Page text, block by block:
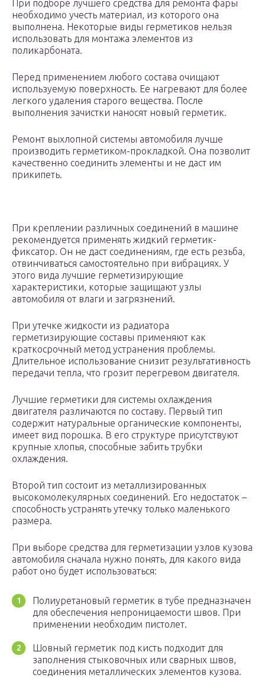
При подборе лучшего средства для ремонта фары
необходимо учесть материал, из которого она
выполнена. Некоторые виды герметиков нельзя
использовать для монтажа элементов из
поликарбоната.
Перед применением любого состава очищают
используемую поверхность. Ее нагревают для более
легкого удаления старого вещества. После
выполнения зачистки наносят новый герметик.
Ремонт выхлопной системы автомобиля лучше
производить герметиком-прокладкой. Она позволит
качественно соединить элементы и не даст им
прикипеть.
При креплении различных соединений в машине
рекомендуется применять жидкий герметик-
фиксатор. Он не даст соединениям, где есть резьба,
отвинчиваться самостоятельно при вибрациях. У
этого вида лучшие герметизирующие
характеристики, которые защищают узлы
автомобиля от влаги и загрязнений.
При утечке жидкости из радиатора
герметизирующие составы применяют как
краткосрочный метод устранения проблемы.
Длительное использование снизит результативность
передачи тепла, что грозит перегревом двигателя.
Лучшие герметики для системы охлаждения
двигателя различаются по составу. Первый тип
содержит натуральные органические компоненты,
имеет вид порошка. В его структуре присутствуют
крупные хлопья, способные забить трубки
охлаждения.
Второй тип состоит из металлизированных
высокомолекулярных соединений. Его недостаток –
способность устранять утечку только маленького
размера.
При выборе средства для герметизации узлов кузова
автомобиля сначала нужно понять, для какого вида
работ оно будет использоваться:
Полиуретановый герметик в тубе предназначен
для обеспечения непроницаемости швов. При
применении необходим пистолет.
Шовный герметик под кисть подходит для
заполнения стыковочных или сварных швов,
соединения металлических элементов кузова.